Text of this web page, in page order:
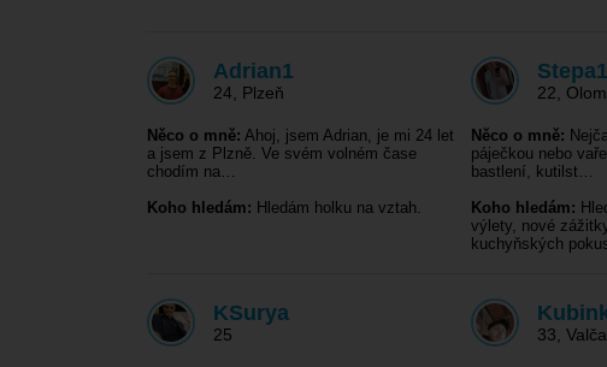
Adrian1
24 Plzeň
Něco o mně: Ahoj, jsem Adrian, je mi 24 let
a jsem z Plzně. Ve svém volném čase
chodím na…
Koho hledám: Hledám holku na vztah.
22
Něco o mně:
páječkou nebo
bastlení, kutilst…
Koho hledám:
výlety, nové
kuchyňských
KSurya
25 33 Valča